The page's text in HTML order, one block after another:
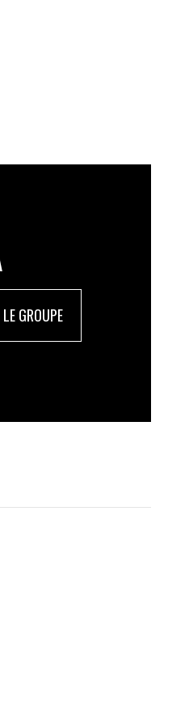
GROUPE